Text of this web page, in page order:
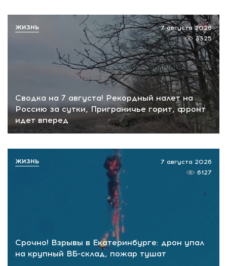
Сводка на 7 августа! Рекордный налет на
Россию за сутки, Приграничье горит, фронт
идет вперед
7 августа 2026
3325
ЖИЗНЬ
Срочно! Взрывы в Екатеринбурге: дрон упал
на крупный ВБ-склад, пожар тушат
7 августа 2026
6127
ЖИЗНЬ